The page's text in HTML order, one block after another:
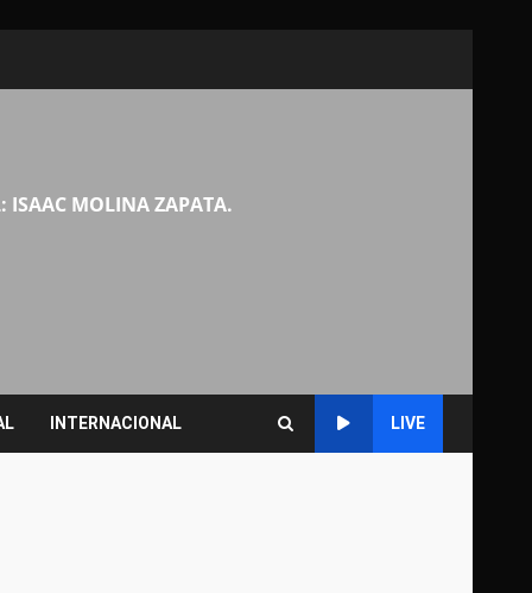
ISAAC MOLINA ZAPATA.
INTERNACIONAL LIVE